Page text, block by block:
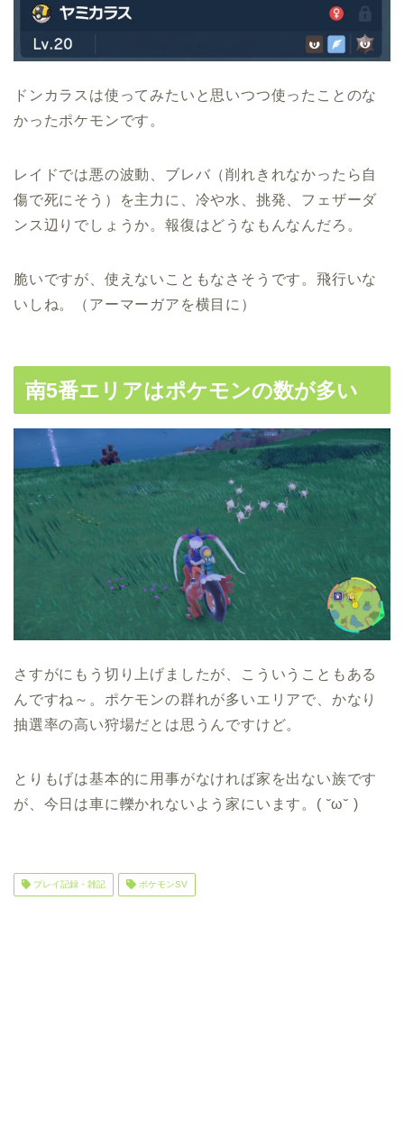
ドンカラスは使ってみたいと思いつつ使ったことのな
かったポケモンです。
レイドでは悪の波動、ブレバ（削れきれなかったら自
傷で死にそう）を主力に、冷や水、挑発、フェザーダ
ンス辺りでしょうか。報復はどうなもんなんだろ。
脆いですが、使えないこともなさそうです。飛行いな
いしね。（アーマーガアを横目に）
南5番エリアはポケモンの数が多い
さすがにもう切り上げましたが、こういうこともある
んですね～。ポケモンの群れが多いエリアで、かなり
抽選率の高い狩場だとは思うんですけど。
とりもげは基本的に用事がなければ家を出ない族です
が、今日は車に轢かれないよう家にいます。( ˘ω˘ )
プレイ記録・雑記 ポケモンSV